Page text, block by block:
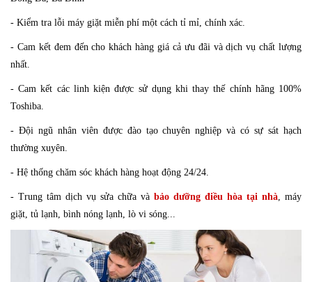
- Kiểm tra lỗi máy giặt miễn phí một cách tỉ mỉ, chính xác.
- Cam kết đem đến cho khách hàng giá cả ưu đãi và dịch vụ chất lượng
nhất.
- Cam kết các linh kiện được sử dụng khi thay thế chính hãng 100%
Toshiba.
- Đội ngũ nhân viên được đào tạo chuyên nghiệp và có sự sát hạch
thường xuyên.
- Hệ thống chăm sóc khách hàng hoạt động 24/24.
- Trung tâm dịch vụ sửa chữa và bảo dưỡng điều hòa tại nhà , máy
giặt, tủ lạnh, bình nóng lạnh, lò vi sóng...